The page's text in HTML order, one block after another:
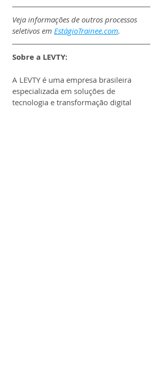
Veja informações de outros processos
seletivos em EstágioTrainee.com.
Sobre a LEVTY:
A LEVTY é uma empresa brasileira
especializada em soluções de
tecnologia e transformação digital